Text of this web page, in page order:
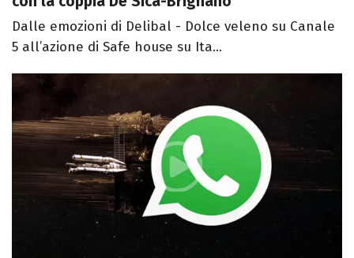
Dalle emozioni di Delibal - Dolce veleno su Canale
5 all’azione di Safe house su Ita...